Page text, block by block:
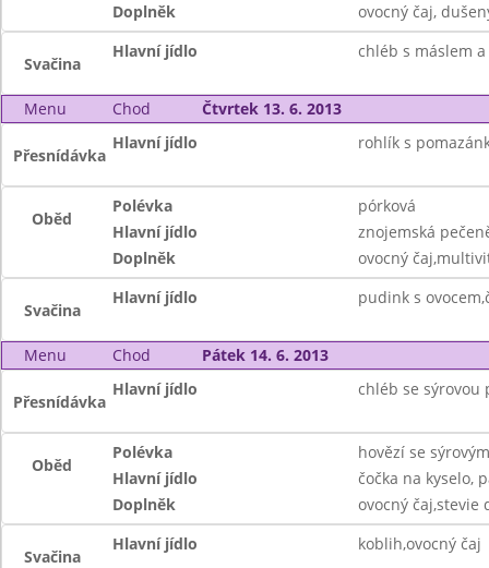
Doplněk
ovocný čaj,
Svačina
Hlavní jídlo chléb s máslem
Menu Chod Čtvrtek 13. 6. 2013
Přesnídávka
Hlavní jídlo rohlík s
Oběd
Polévka
pórková
Hlavní jídlo
znojemská
Doplněk
ovocný
Svačina
Hlavní jídlo pudink s
Menu Chod Pátek 14. 6. 2013
Přesnídávka
Hlavní jídlo chléb se sýrovou
Oběd
Polévka
hovězí se
Hlavní jídlo
čočka na kyselo,
Doplněk
ovocný čaj,stevie
Svačina
Hlavní jídlo koblih,ovocný čaj